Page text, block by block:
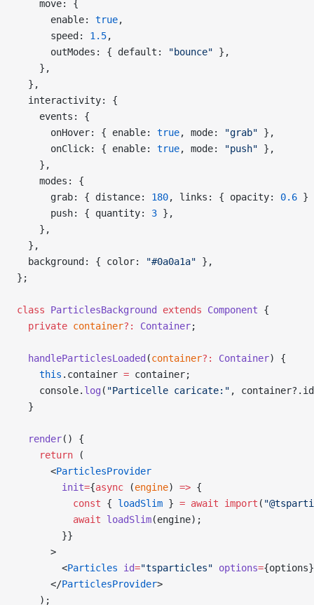
    move: {
      enable:
true,
      speed:
1.5,
      outModes: { default:
"bounce" },
    },
  },
  interactivity: {
    events: {
      onHover: { enable:
true, mode: "grab" },
      onClick: { enable:
true, mode: "push" },
    },
    modes: {
      grab: { distance:
180, links: { opacity: 0.6 }
      push: { quantity:
3 },
    },
  },
  background: { color:
"#0a0a1a" },
};
class ParticlesBackground extends Component {
  private
container?: Container;
  handleParticlesLoaded
(container?: Container) {
    this
.container = container;
    console.
log ( "Particelle caricate:" ,
  }
  render
() {
    return
(
      <
ParticlesProvider
        init
={async (engine) => {
          const
{ loadSlim } = await import (
          await
loadSlim(engine);
        }}
      >
        <
Particles id="tsparticles" options=
      </
ParticlesProvider>
    );